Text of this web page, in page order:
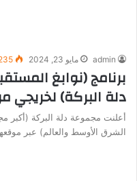
admin مايو 23, 2024
برنامج (نوابغ
دلة البركة) لخريجي
أعلنت مجموعة دلة البركة
الشرق الأوسط والعالم) عبر